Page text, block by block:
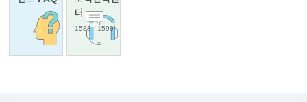
터
1588 - 1599